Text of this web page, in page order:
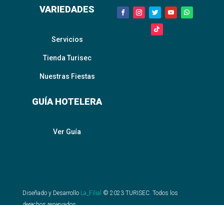
VARIEDADES
Servicios
Tienda Turisec
Nuestras Fiestas
GUÍA HOTELERA
Ver Guía
Diseñado y Desarrollo La_Filial © 2023TURISEC. Todos los